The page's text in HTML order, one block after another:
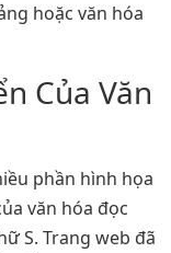
hoặc văn hóa
Của Văn
phần hình họa
văn hóa đọc
S. Trang web đã